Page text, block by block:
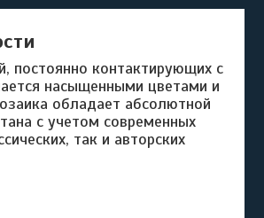
постоянно контактирующих с
насыщенными цветами и
обладает абсолютной
с учетом современных
так и авторских